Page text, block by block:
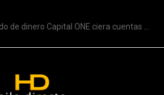
Trump por posible lavado de dinero Capital ONE ciera cuentas de Trump